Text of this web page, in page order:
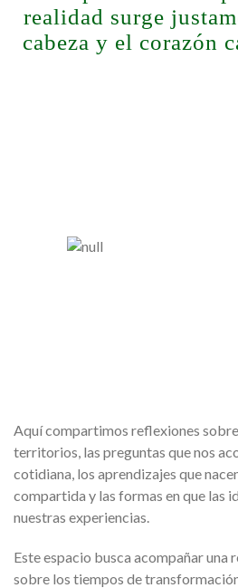
realidad surge
cabeza y el corazón
Aquí compartimos reflexiones
territorios, las preguntas que nos
cotidiana, los aprendizajes que
compartida y las formas en que las
nuestras experiencias.
Este espacio busca acompañar una
sobre los tiempos de